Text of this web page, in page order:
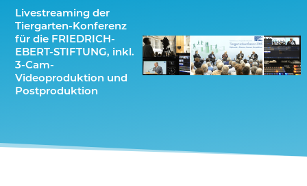
Livestreaming der
Tiergarten-Konferenz
für die FRIEDRICH-
EBERT-STIFTUNG, inkl.
3-Cam-
Videoproduktion und
Postproduktion